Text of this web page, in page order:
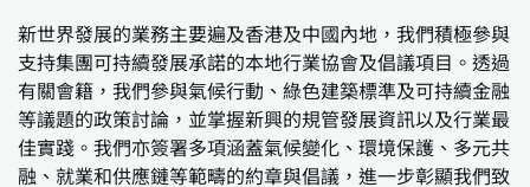
新世界發展的業務主要遍及香港及中國內地，我們積極參與
支持集團可持續發展承諾的本地行業協會及倡議項目。透過
有關會籍，我們參與氣候行動、綠色建築標準及可持續金融
等議題的政策討論，並掌握新興的規管發展資訊以及行業最
佳實踐。我們亦簽署多項涵蓋氣候變化、環境保護、多元共
融、就業和供應鏈等範疇的約章與倡議，進一步彰顯我們致